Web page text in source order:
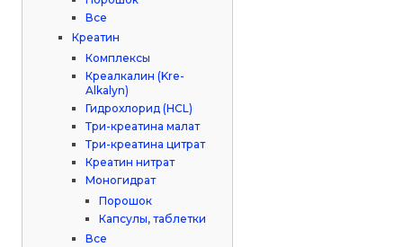
Все
Креатин
Комплексы
Креалкалин (Kre-
Alkalyn)
Гидрохлорид (HCL)
Три-креатина малат
Три-креатина цитрат
Креатин нитрат
Моногидрат
Порошок
Капсулы, таблетки
Все